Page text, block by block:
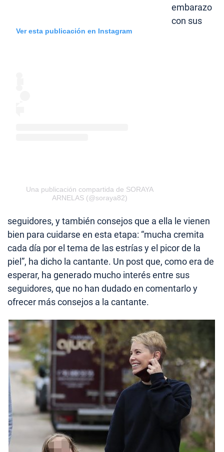
Ver esta publicación en Instagram
Una publicación compartida de SORAYA
ARNELAS (@soraya82)
embarazo
con sus
seguidores, y también consejos que a ella le vienen
bien para cuidarse en esta etapa: “mucha cremita
cada día por el tema de las estrías y el picor de la
piel”, ha dicho la cantante. Un post que, como era de
esperar, ha generado mucho interés entre sus
seguidores, que no han dudado en comentarlo y
ofrecer más consejos a la cantante.